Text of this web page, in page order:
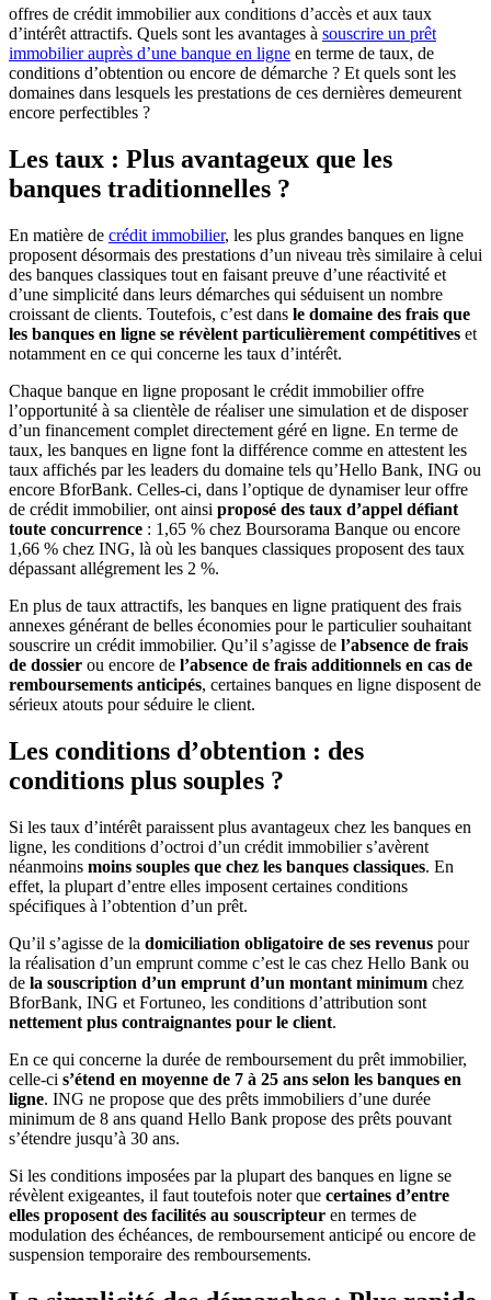
offres de crédit immobilier aux conditions d’accès et aux taux
d’intérêt attractifs. Quels sont les avantages à souscrire un prêt
immobilier auprès d’une banque en ligne en terme de taux, de
conditions d’obtention ou encore de démarche ? Et quels sont les
domaines dans lesquels les prestations de ces dernières demeurent
encore perfectibles ?
Les taux : Plus avantageux que les
banques traditionnelles ?
En matière de crédit immobilier, les plus grandes banques en ligne
proposent désormais des prestations d’un niveau très similaire à celui
des banques classiques tout en faisant preuve d’une réactivité et
d’une simplicité dans leurs démarches qui séduisent un nombre
croissant de clients. Toutefois, c’est dans le domaine des frais que
les banques en ligne se révèlent particulièrement compétitives et
notamment en ce qui concerne les taux d’intérêt.
Chaque banque en ligne proposant le crédit immobilier offre
l’opportunité à sa clientèle de réaliser une simulation et de disposer
d’un financement complet directement géré en ligne. En terme de
taux, les banques en ligne font la différence comme en attestent les
taux affichés par les leaders du domaine tels qu’Hello Bank, ING ou
encore BforBank. Celles-ci, dans l’optique de dynamiser leur offre
de crédit immobilier, ont ainsi proposé des taux d’appel défiant
toute concurrence : 1,65 % chez Boursorama Banque ou encore
1,66 % chez ING, là où les banques classiques proposent des taux
dépassant allégrement les 2 %.
En plus de taux attractifs, les banques en ligne pratiquent des frais
annexes générant de belles économies pour le particulier souhaitant
souscrire un crédit immobilier. Qu’il s’agisse de l’absence de frais
de dossier ou encore de l’absence de frais additionnels en cas de
remboursements anticipés, certaines banques en ligne disposent de
sérieux atouts pour séduire le client.
Les conditions d’obtention : des
conditions plus souples ?
Si les taux d’intérêt paraissent plus avantageux chez les banques en
ligne, les conditions d’octroi d’un crédit immobilier s’avèrent
néanmoins moins souples que chez les banques classiques. En
effet, la plupart d’entre elles imposent certaines conditions
spécifiques à l’obtention d’un prêt.
Qu’il s’agisse de la domiciliation obligatoire de ses revenus pour
la réalisation d’un emprunt comme c’est le cas chez Hello Bank ou
de la souscription d’un emprunt d’un montant minimum chez
BforBank, ING et Fortuneo, les conditions d’attribution sont
nettement plus contraignantes pour le client.
En ce qui concerne la durée de remboursement du prêt immobilier,
celle-ci s’étend en moyenne de 7 à 25 ans selon les banques en
ligne. ING ne propose que des prêts immobiliers d’une durée
minimum de 8 ans quand Hello Bank propose des prêts pouvant
s’étendre jusqu’à 30 ans.
Si les conditions imposées par la plupart des banques en ligne se
révèlent exigeantes, il faut toutefois noter que certaines d’entre
elles proposent des facilités au souscripteur en termes de
modulation des échéances, de remboursement anticipé ou encore de
suspension temporaire des remboursements.